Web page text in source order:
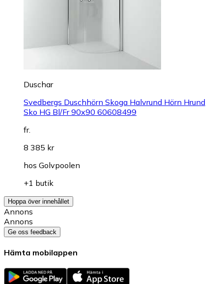
Duschar
Svedbergs Duschhörn Skoga Halvrund Hörn Hrund
Sko HG Bl/Fr 90x90 60608499
fr.
8 385 kr
hos Golvpoolen
+1 butik
Hoppa över innehållet
Annons
Annons
Ge oss feedback
Hämta mobilappen